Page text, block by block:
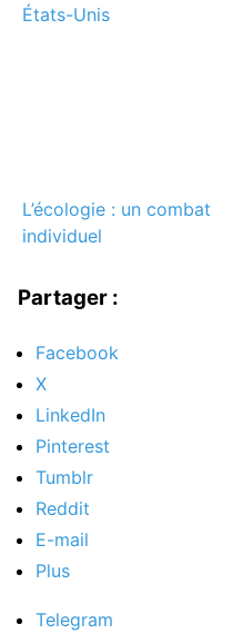
États-Unis
L’écologie : un combat
individuel
Partager :
Facebook
X
LinkedIn
Pinterest
Tumblr
Reddit
E-mail
Plus
Telegram